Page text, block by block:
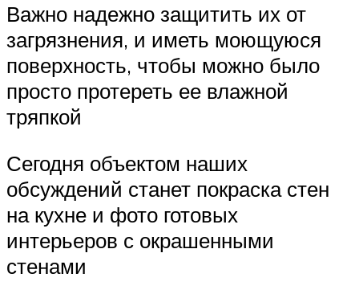
Важно надежно защитить их от
загрязнения, и иметь моющуюся
поверхность, чтобы можно было
просто протереть ее влажной
тряпкой
Сегодня объектом наших
обсуждений станет покраска стен
на кухне и фото готовых
интерьеров с окрашенными
стенами